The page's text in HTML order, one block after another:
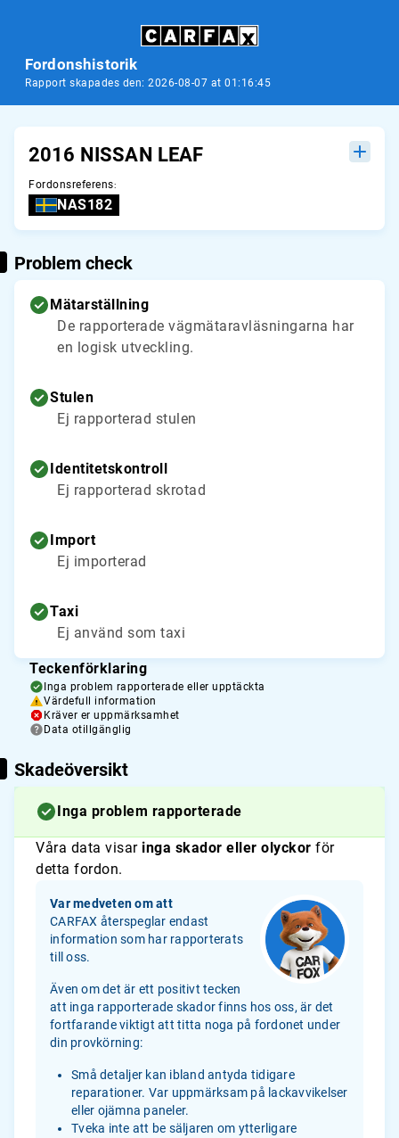
Fordonshistorik
Rapport skapades den: 2026-08-07 at 01:16:45
2016 NISSAN LEAF
Fordonsreferens:
NAS182
Problem check
Mätarställning
De rapporterade vägmätaravläsningarna har
en logisk utveckling.
Stulen
Ej rapporterad stulen
Identitetskontroll
Ej rapporterad skrotad
Import
Ej importerad
Taxi
Ej använd som taxi
Teckenförklaring
Inga problem rapporterade eller upptäckta
Värdefull information
Kräver er uppmärksamhet
Data otillgänglig
Skadeöversikt
Inga problem rapporterade
Våra data visar inga skador eller olyckor för
detta fordon.
Var medveten om att
CARFAX återspeglar endast
information som har rapporterats
till oss.
Även om det är ett positivt tecken
att inga rapporterade skador finns hos oss, är det
fortfarande viktigt att titta noga på fordonet under
din provkörning:
Små detaljer kan ibland antyda tidigare
reparationer. Var uppmärksam på lackavvikelser
eller ojämna paneler.
Tveka inte att be säljaren om ytterligare